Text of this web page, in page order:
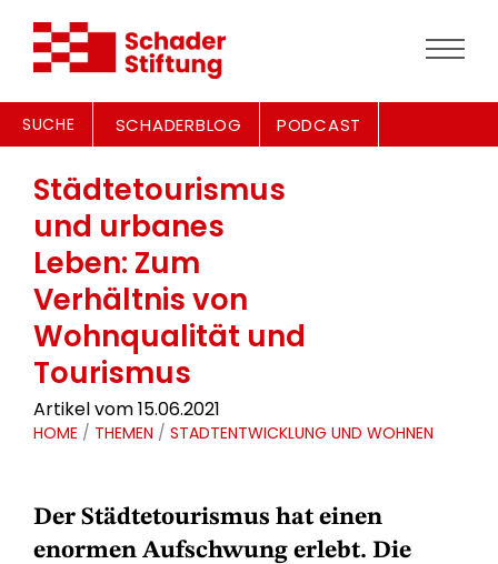
SUCHE SCHADERBLOG PODCAST
Städtetourismus
und urbanes
Leben: Zum
Verhältnis von
Wohnqualität und
Tourismus
Artikel vom 15.06.2021
HOME / THEMEN / STADTENTWICKLUNG UND WOHNEN
Der Städtetourismus hat einen
enormen Aufschwung erlebt. Die